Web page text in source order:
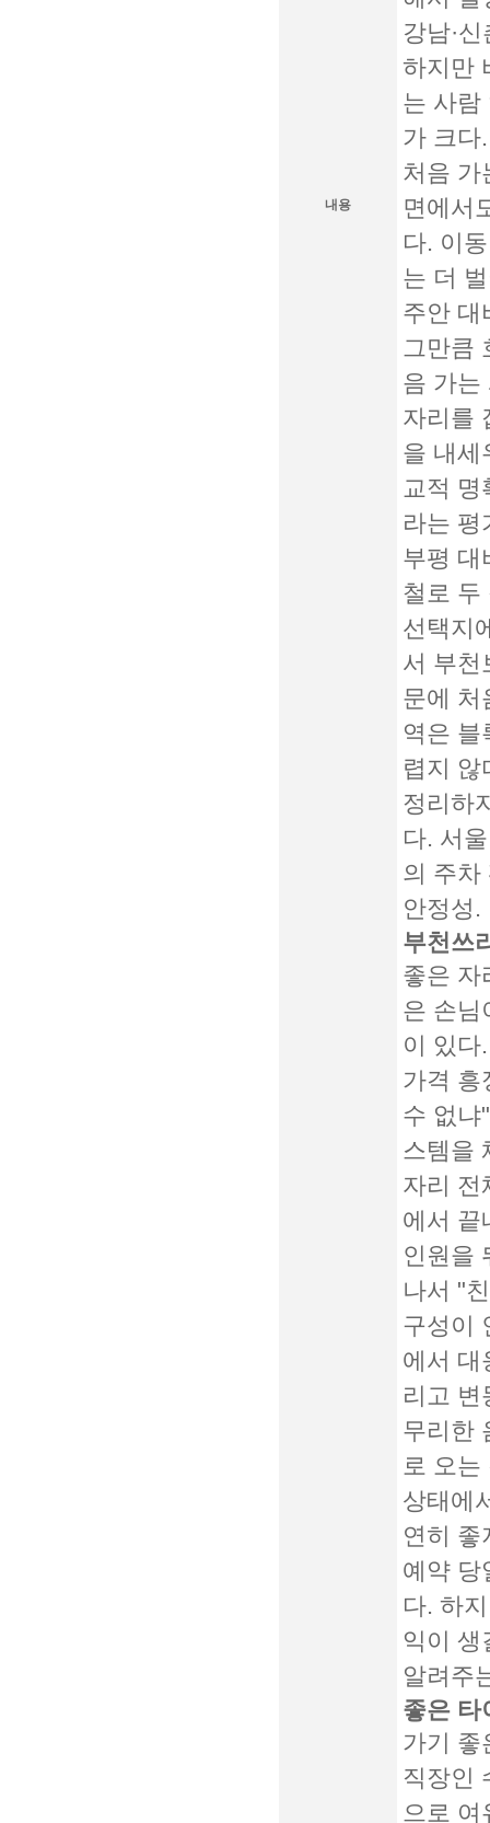
내용
강남·
하지만
는 사람
가 크다
처음 가
면에서
다. 이
는 더
주안 대
그만큼
음 가는
자리를
을 내세
교적 명
라는 평
부평 대
철로 두
선택지
서 부천
문에 처
역은 블
렵지 않
정리하
다. 서
의 주차
안정성.
부천쓰
좋은 자
은 손님
이 있다.
가격 흥
수 없냐
스템을
자리 전
에서 끝
인원을
나서 "
구성이
에서 대
리고 변
무리한
로 오는
상태에
연히 좋
예약 당
다. 하
익이 생
알려주
좋은 타
가기 좋
직장인
으로 여